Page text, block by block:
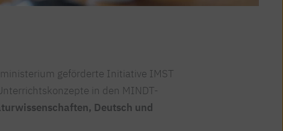
geförderte Initiative IMST
in den MINDT-
Deutsch und